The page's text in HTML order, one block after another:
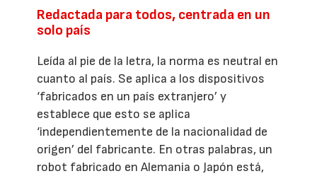
Redactada para todos, centrada en un
solo país
Leída al pie de la letra, la norma es neutral en
cuanto al país. Se aplica a los dispositivos
‘fabricados en un país extranjero’ y
establece que esto se aplica
‘independientemente de la nacionalidad de
origen’ del fabricante. En otras palabras, un
robot fabricado en Alemania o Japón está,